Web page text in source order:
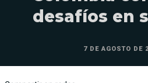
desafíos en
7 DE AGOSTO DE